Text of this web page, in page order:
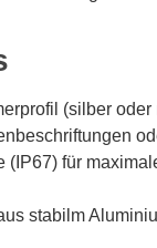
(silber oder
(IP67) für
stabilm